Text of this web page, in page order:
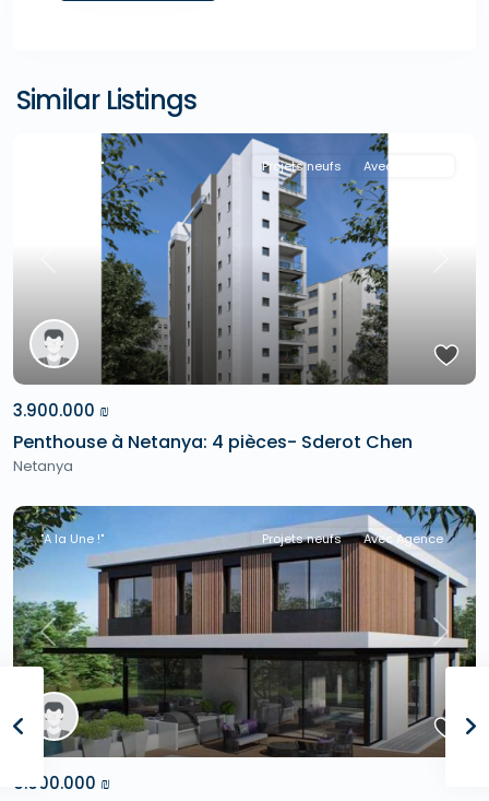
Similar Listings
Previous
"A la Une !" Projets neufs Avec Agence
3.900.000 ₪
Penthouse à Netanya: 4 pièces- Sderot Chen
Netanya
Previous Next
"A la Une !" Projets neufs Avec Agence
6.600.000 ₪